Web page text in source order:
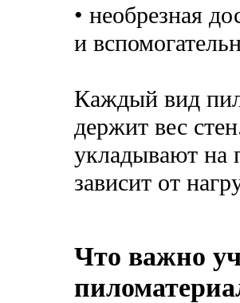
• необрезная
и
Каждый вид
держит вес
укладывают
зависит от
Что важно